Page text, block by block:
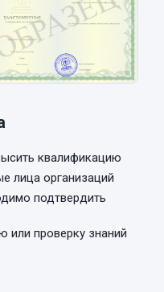
квалификацию
лица организаций
подтвердить
или проверку знаний